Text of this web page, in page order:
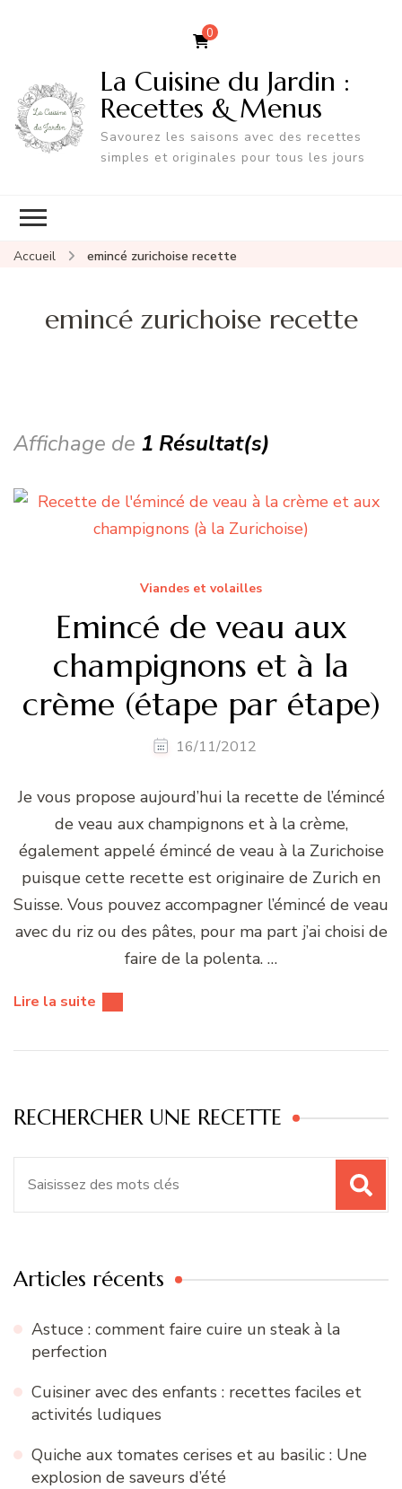
0
La Cuisine du Jardin :
Recettes & Menus
Savourez les saisons avec des recettes
simples et originales pour tous les jours
Accueil emincé zurichoise recette
emincé zurichoise recette
Affichage de 1 Résultat(s)
Viandes et volailles
Emincé de veau aux
champignons et à la
crème (étape par étape)
16/11/2012
Je vous propose aujourd’hui la recette de l’émincé
de veau aux champignons et à la crème,
également appelé émincé de veau à la Zurichoise
puisque cette recette est originaire de Zurich en
Suisse. Vous pouvez accompagner l’émincé de veau
avec du riz ou des pâtes, pour ma part j’ai choisi de
faire de la polenta. …
Lire la suite
RECHERCHER UNE RECETTE
Articles récents
Astuce : comment faire cuire un steak à la
perfection
Cuisiner avec des enfants : recettes faciles et
activités ludiques
Quiche aux tomates cerises et au basilic : Une
explosion de saveurs d’été